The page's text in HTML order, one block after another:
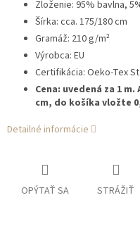
Zloženie: 95% bavlna,
Šírka: cca. 175/180 cm
Gramáž: 210 g/m²
Výrobca: EU
Certifikácia: Oeko-Tex
Cena: uvedená za 1
cm, do košíka vložte
Detailné informácie
OPÝTAŤ SA STRÁŽIŤ